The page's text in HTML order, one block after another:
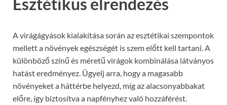
A virágágyások kialakítása során az esztétikai szempontok
mellett a növények egészségét is szem előtt kell tartani. A
különböző színű és méretű virágok kombinálása látványos
hatást eredményez. Ügyelj arra, hogy a magasabb
növényeket a háttérbe helyezd, míg az alacsonyabbakat
előre, így biztosítva a napfényhez való hozzáférést.